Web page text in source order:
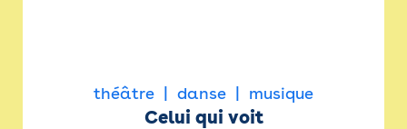
théâtre danse musique
Celui qui voit